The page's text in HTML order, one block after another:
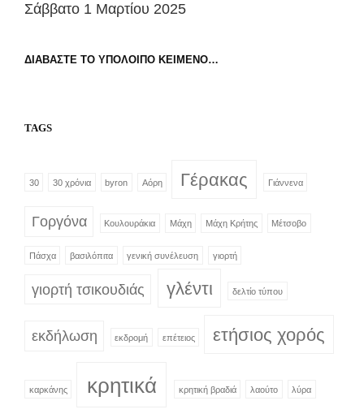
Σάββατο 1 Μαρτίου 2025
ΔΙΑΒΆΣΤΕ ΤΟ ΥΠΌΛΟΙΠΟ ΚΕΊΜΕΝΟ…
TAGS
30 30 χρόνια byron Αόρη Γέρακας Γιάννενα
Γοργόνα Κουλουράκια Μάχη Μάχη Κρήτης Μέτσοβο
Πάσχα βασιλόπιτα γενική συνέλευση γιορτή
γιορτή τσικουδιάς γλέντι δελτίο τύπου
εκδήλωση εκδρομή επέτειος ετήσιος χορός
καρκάνης κρητικά κρητική βραδιά λαούτο λύρα